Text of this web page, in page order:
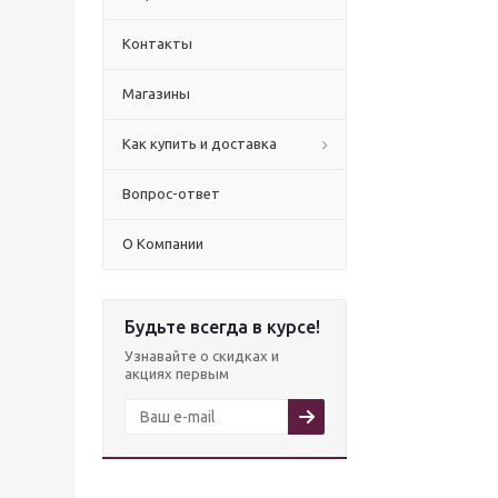
Контакты
Магазины
Как купить и доставка
Вопрос-ответ
О Компании
Будьте всегда в курсе!
Узнавайте о скидках и
акциях первым